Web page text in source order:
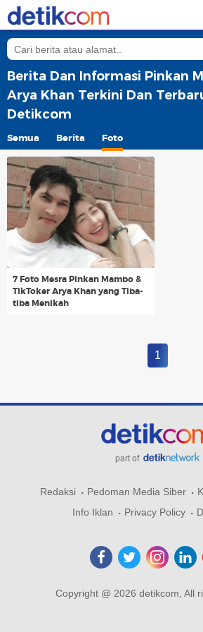
Berita Dan Informasi Pinkan
Arya Khan Terkini Dan
Detikcom
Semua Berita Foto
7 Foto Mesra Pinkan Mambo &
TikToker Arya Khan yang Tiba-
tiba Menikah
1
part of
Redaksi Pedoman Media Siber
Info Iklan
Privacy Policy
Copyright @ 2026 detikcom, All